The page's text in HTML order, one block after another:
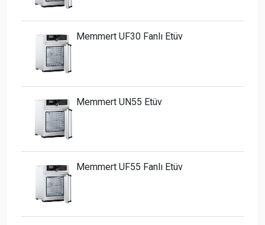
Memmert UF30 Fanlı Etüv
Memmert UN55 Etüv
Memmert UF55 Fanlı Etüv